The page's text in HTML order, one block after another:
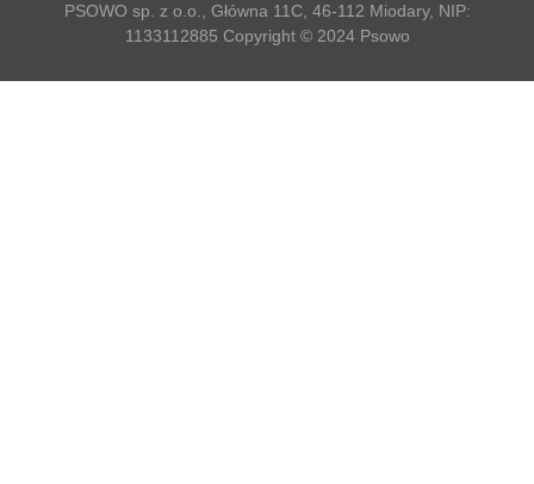
PSOWO sp. z o.o., Główna 11C, 46-112 Miodary, NIP:
1133112885 Copyright © 2024 Psowo